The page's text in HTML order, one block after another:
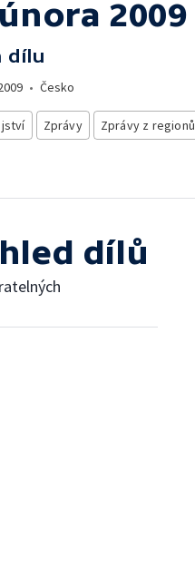
2009
dílu
• Česko
Zprávy Zprávy z regionů
dílů